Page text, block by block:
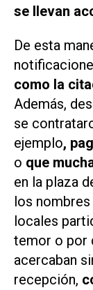
se llevan
De esta
como la
Además,
se
ejemplo,
o que
en la plaza
los
locales
temor o por
acercaban
recepción,